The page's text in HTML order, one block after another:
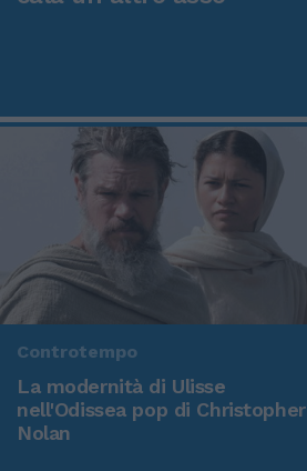
Controtempo
La modernità di Ulisse
nell'Odissea pop di Christopher
Nolan